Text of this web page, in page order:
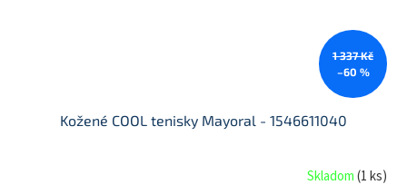
1 337 Kč
–60 %
Kožené COOL tenisky Mayoral - 1546611040
Skladom(1 ks)